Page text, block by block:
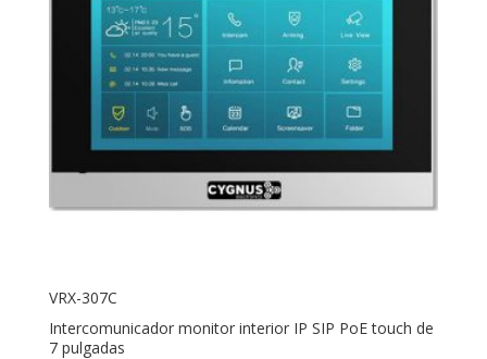
VRX-307C
Intercomunicador monitor interior IP SIP PoE touch de
7 pulgadas